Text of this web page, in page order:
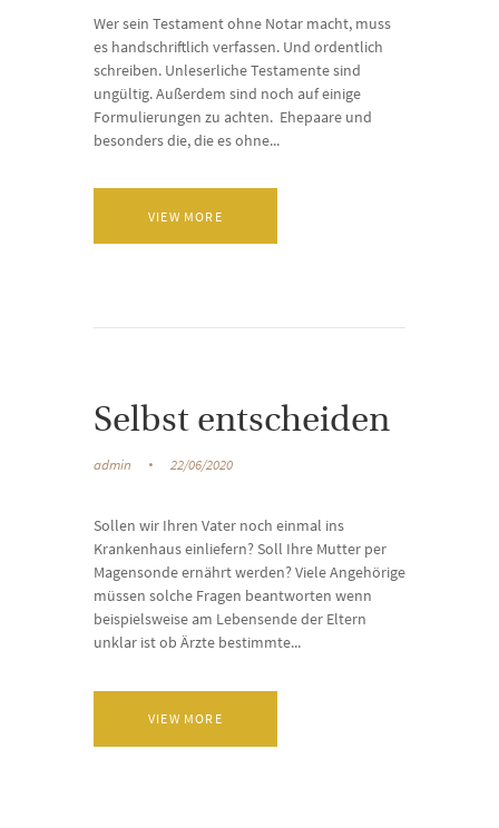
Wer sein Testament ohne Notar macht, muss
es handschriftlich verfassen. Und ordentlich
schreiben. Unleserliche Testamente sind
ungültig. Außerdem sind noch auf einige
Formulierungen zu achten. Ehepaare und
besonders die, die es ohne...
VIEW MORE
Selbst entscheiden
admin 22/06/2020
Sollen wir Ihren Vater noch einmal ins
Krankenhaus einliefern? Soll Ihre Mutter per
Magensonde ernährt werden? Viele Angehörige
müssen solche Fragen beantworten wenn
beispielsweise am Lebensende der Eltern
unklar ist ob Ärzte bestimmte...
VIEW MORE